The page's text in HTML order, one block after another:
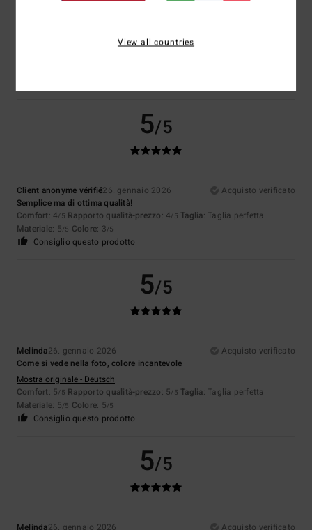
5/5
Client anonyme vérifié26. gennaio 2026
Acquisto verificato
Semplice ma di ottima qualità!
Comfort: 4/5 Rapporto qualità-prezzo: 4/5 Taglia: Taglia perfetta
Materiale: 5/5 Colore: 3/5
Consiglio questo prodotto
5/5
Melinda26. gennaio 2026
Acquisto verificato
Come si vede nella foto, colore incantevole
Mostra originale - Deutsch
Comfort: 5/5 Rapporto qualità-prezzo: 5/5 Taglia: Taglia perfetta
Materiale: 5/5 Colore: 5/5
Consiglio questo prodotto
5/5
Melinda26. gennaio 2026
Acquisto verificato
View all countries